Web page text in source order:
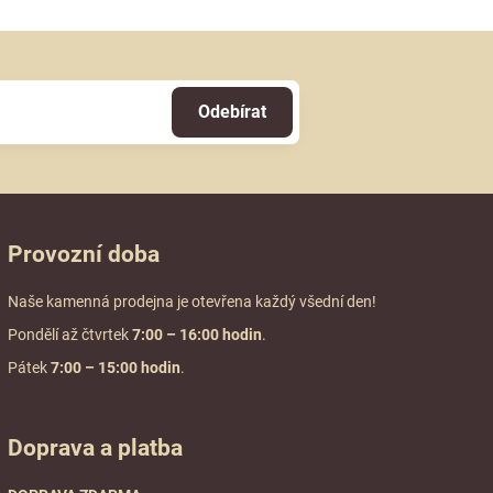
Odebírat
Provozní doba
Naše kamenná prodejna je otevřena každý všední den!
Pondělí až čtvrtek7:00 – 16:00 hodin.
Pátek7:00 – 15:00 hodin.
Doprava a platba